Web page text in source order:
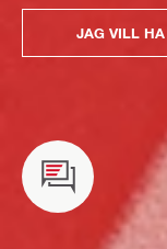
JAG VILL